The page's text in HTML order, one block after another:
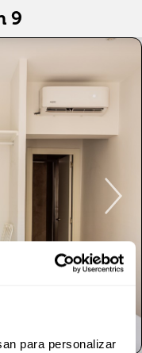
para personalizar
9